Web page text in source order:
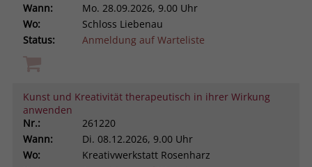
Wann:
Mo. 28.09.2026, 9.00 Uhr
Wo:
Schloss Liebenau
Status:
Anmeldung auf Warteliste
Kunst und Kreativität therapeutisch in ihrer Wirkung
anwenden
Nr.:
261220
Wann:
Di. 08.12.2026, 9.00 Uhr
Wo:
Kreativwerkstatt Rosenharz